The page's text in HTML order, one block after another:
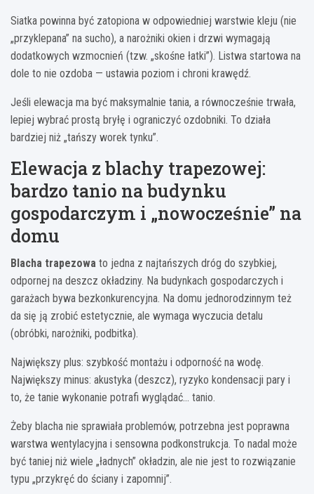
Siatka powinna być zatopiona w odpowiedniej warstwie kleju (nie
„przyklepana” na sucho), a narożniki okien i drzwi wymagają
dodatkowych wzmocnień (tzw. „skośne łatki”). Listwa startowa na
dole to nie ozdoba — ustawia poziom i chroni krawędź.
Jeśli elewacja ma być maksymalnie tania, a równocześnie trwała,
lepiej wybrać prostą bryłę i ograniczyć ozdobniki. To działa
bardziej niż „tańszy worek tynku”.
Elewacja z blachy trapezowej:
bardzo tanio na budynku
gospodarczym i „nowocześnie” na
domu
Blacha trapezowa to jedna z najtańszych dróg do szybkiej,
odpornej na deszcz okładziny. Na budynkach gospodarczych i
garażach bywa bezkonkurencyjna. Na domu jednorodzinnym też
da się ją zrobić estetycznie, ale wymaga wyczucia detalu
(obróbki, narożniki, podbitka).
Największy plus: szybkość montażu i odporność na wodę.
Największy minus: akustyka (deszcz), ryzyko kondensacji pary i
to, że tanie wykonanie potrafi wyglądać… tanio.
Żeby blacha nie sprawiała problemów, potrzebna jest poprawna
warstwa wentylacyjna i sensowna podkonstrukcja. To nadal może
być taniej niż wiele „ładnych” okładzin, ale nie jest to rozwiązanie
typu „przykręć do ściany i zapomnij”.